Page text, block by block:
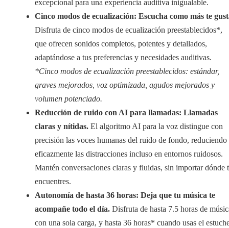
excepcional para una experiencia auditiva inigualable.
Cinco modos de ecualización: Escucha como más te
Disfruta de cinco modos de ecualización preestablecidos*,
que ofrecen sonidos completos, potentes y detallados,
adaptándose a tus preferencias y necesidades auditivas.
*Cinco modos de ecualización preestablecidos: estándar,
graves mejorados, voz optimizada, agudos mejorados y
volumen potenciado.
Reducción de ruido con AI para llamadas: Llamadas
claras y nítidas. El algoritmo AI para la voz distingue con
precisión las voces humanas del ruido de fondo, reduciendo
eficazmente las distracciones incluso en entornos ruidosos.
Mantén conversaciones claras y fluidas, sin importar dónde
encuentres.
Autonomía de hasta 36 horas: Deja que tu música te
acompañe todo el día. Disfruta de hasta 7.5 horas de
con una sola carga, y hasta 36 horas* cuando usas el